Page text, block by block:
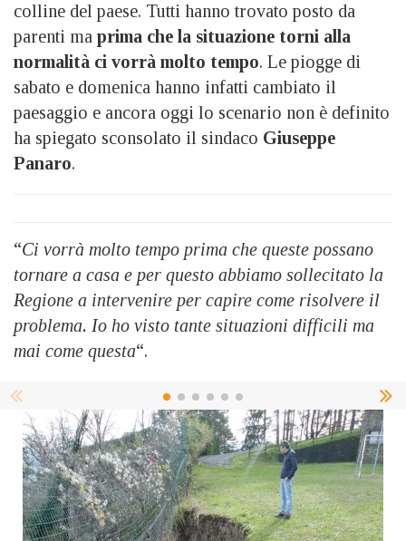
colline del paese. Tutti hanno trovato posto da
parenti ma prima che la situazione torni alla
normalità ci vorrà molto tempo. Le piogge di
sabato e domenica hanno infatti cambiato il
paesaggio e ancora oggi lo scenario non è definito
ha spiegato sconsolato il sindaco Giuseppe
Panaro.
“Ci vorrà molto tempo prima che queste possano
tornare a casa e per questo abbiamo sollecitato la
Regione a intervenire per capire come risolvere il
problema. Io ho visto tante situazioni difficili ma
mai come questa“.